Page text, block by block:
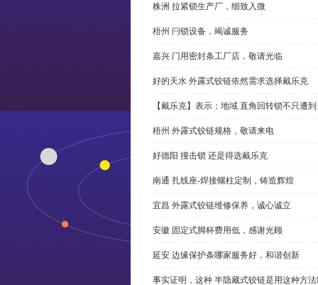
株洲 拉紧锁生产厂，细致入微
梧州 闩锁设备，竭诚服务
嘉兴 门用密封条工厂店，敬请光临
好的天水 外露式铰链依然需求选择戴乐克
【戴乐克】表示：地域 直角回转锁不只遭
梧州 外露式铰链规格，敬请来电
好德阳 撞击锁 还是得选戴乐克
南通 扎线座-焊接螺柱定制，铸造辉煌
宜昌 外露式铰链维修保养，诚心诚立
安徽 固定式脚杯费用低，感谢光顾
延安 边缘保护条哪家服务好，和谐创新
事实证明，这种 半隐藏式铰链是用这种方